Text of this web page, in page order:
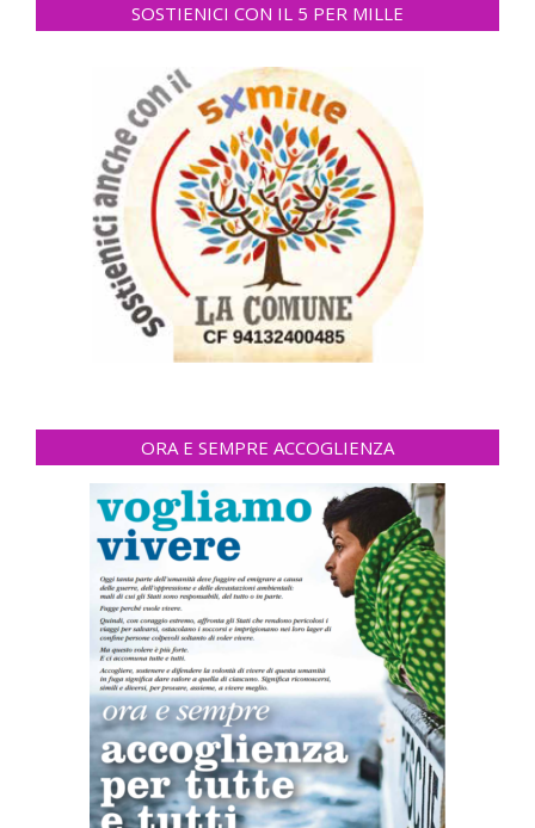
SOSTIENICI CON IL 5 PER MILLE
ORA E SEMPRE ACCOGLIENZA